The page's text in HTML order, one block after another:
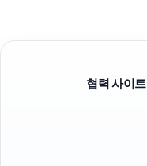
협력 사이트